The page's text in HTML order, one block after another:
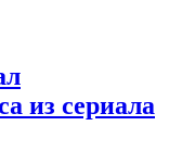
из сериала